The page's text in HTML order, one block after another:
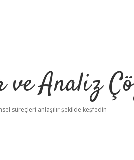
ve Analiz
süreçleri anlaşılır şekilde keşfedin